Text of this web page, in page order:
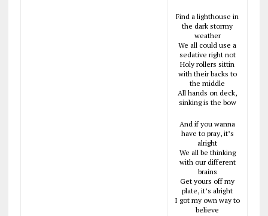
Find a lighthouse in
the dark stormy
weather
We all could use a
sedative right not
Holy rollers sittin
with their backs to
the middle
All hands on deck,
sinking is the bow
And if you wanna
have to pray, it’s
alright
We all be thinking
with our different
brains
Get yours off my
plate, it’s alright
I got my own way to
believe